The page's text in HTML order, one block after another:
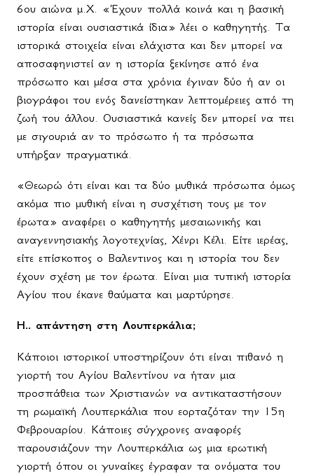
6ου αιώνα μ.Χ. «Έχουν πολλά κοινά και η βασική
ιστορία είναι ουσιαστικά ίδια» λέει ο καθηγητής. Τα
ιστορικά στοιχεία είναι ελάχιστα και δεν μπορεί να
αποσαφηνιστεί αν η ιστορία ξεκίνησε από ένα
πρόσωπο και μέσα στα χρόνια έγιναν δύο ή αν οι
βιογράφοι του ενός δανείστηκαν λεπτομέρειες από τη
ζωή του άλλου. Ουσιαστικά κανείς δεν μπορεί να πει
με σιγουριά αν το πρόσωπο ή τα πρόσωπα
υπήρξαν πραγματικά.
«Θεωρώ ότι είναι και τα δύο μυθικά πρόσωπα όμως
ακόμα πιο μυθική είναι η συσχέτιση τους με τον
έρωτα» αναφέρει ο καθηγητής μεσαιωνικής και
αναγεννησιακής λογοτεχνίας, Χένρι Κέλι. Είτε ιερέας,
είτε επίσκοπος ο Βαλεντινος και η ιστορία του δεν
έχουν σχέση με τον έρωτα. Είναι μια τυπική ιστορία
Αγίου που έκανε θαύματα και μαρτύρησε.
Η.. απάντηση στη Λουπερκάλια;
Κάποιοι ιστορικοί υποστηρίζουν ότι είναι πιθανό η
γιορτή του Αγίου Βαλεντίνου να ήταν μια
προσπάθεια των Χριστιανών να αντικαταστήσουν
τη ρωμαϊκή Λουπερκάλια που εορταζόταν την 15η
Φεβρουαρίου. Κάποιες σύγχρονες αναφορές
παρουσιάζουν την Λουπερκάλια ως μια ερωτική
γιορτή όπου οι γυναίκες έγραφαν τα ονόματα του